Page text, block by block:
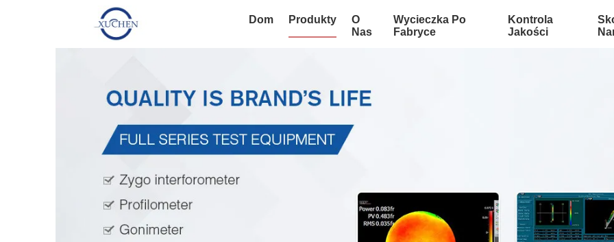
Dom Produkty
O
Nas
Wycieczka Po
Fabryce
Kontrola
Jakości